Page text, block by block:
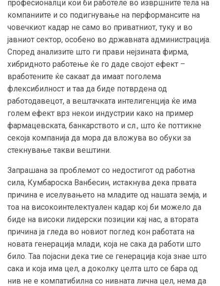
професионалци кои би работеле во извршните тела на
компаниите и со подигнување на перформансите на
човечкиот кадар не само во приватниот, туку и во
јавниот сектор, особено во државната администрација.
Според анализите што ги прави нејзината фирма,
хибридното работење ќе го даде својот ефект –
вработените ќе сакаат да имаат поголема
флексибилност и таа да биде потврдена од
работодавецот, а вештачката интелигенција ќе има
голем ефект врз некои индустрии како на пример
фармацевската, банкарството и сл., што ќе поттикне
секоја компанија да мора да вложува во обуки за
стекнување такви вештини.
Запрашана за проблемот со недостигот од работна
сила, Кумбароска Ванбесин, истакнува дека првата
причина е иселувањето на младите од нашата земја, и
тоа на високоинтелектуален кадар кој би можело да
биде на високи лидерски позиции кај нас, а втората
причина ја гледа во новиот поглед кон работата на
новата генерација млади, која не сака да работи што
било. Таа појасни дека тие се генерација која знае што
сака и која има цел, а доколку целта што се бара од
нив не е компатибилна со нивната лична цел, нема да